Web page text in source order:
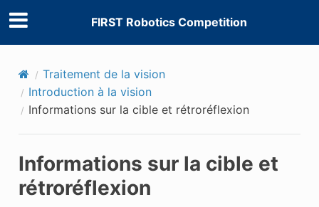
FIRST Robotics Competition
Traitement de la vision
Introduction à la vision
Informations sur la cible et rétroréflexion
Informations sur la cible et
rétroréflexion